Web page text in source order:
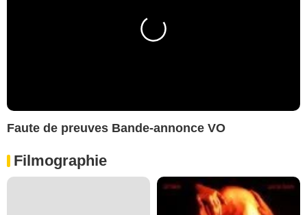
Faute de preuves Bande-annonce VO
Filmographie